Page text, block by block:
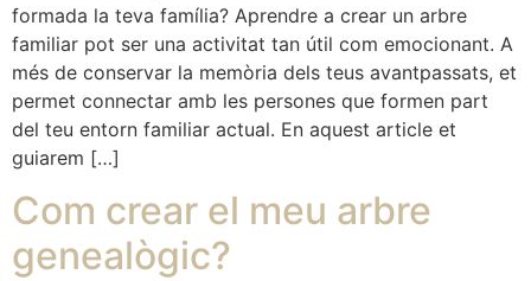
formada la teva família? Aprendre a crear un arbre
familiar pot ser una activitat tan útil com emocionant. A
més de conservar la memòria dels teus avantpassats, et
permet connectar amb les persones que formen part
del teu entorn familiar actual. En aquest article et
guiarem […]
Com crear el meu arbre
genealògic?